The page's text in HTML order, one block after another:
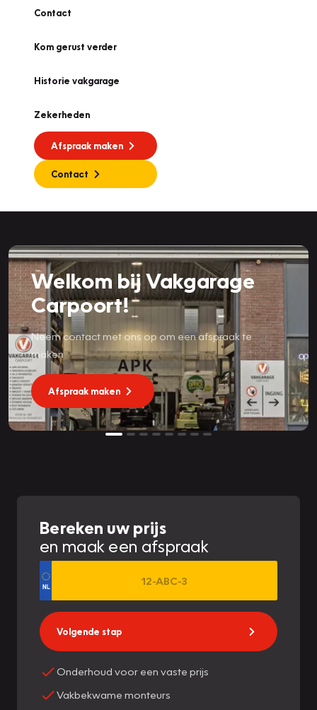
Contact
Kom gerust verder
Historie vakgarage
Zekerheden
Afspraak maken
Contact
Welkom bij Vakgarage
Carpoort!
Neem contact met ons op om een afspraak te
maken
Afspraak maken
Bereken uw prijs
en maak een afspraak
Volgende stap
Onderhoud voor een vaste prijs
Vakbekwame monteurs